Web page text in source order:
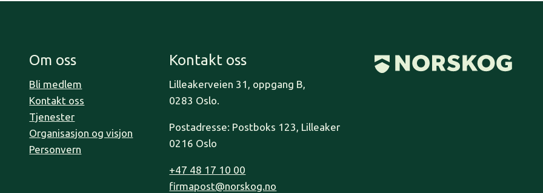
Om oss
Bli medlem
Kontakt oss
Tjenester
Organisasjon og visjon
Personvern
Kontakt oss
Lilleakerveien 31, oppgang B,
0283 Oslo.
Postadresse: Postboks 123, Lilleaker
0216 Oslo
+47 48 17 10 00
firmapost@norskog.no